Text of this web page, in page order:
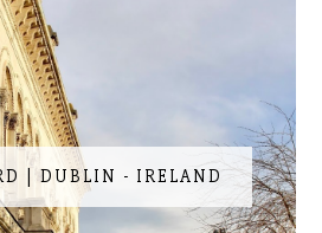
| DUBLIN - IRELAND